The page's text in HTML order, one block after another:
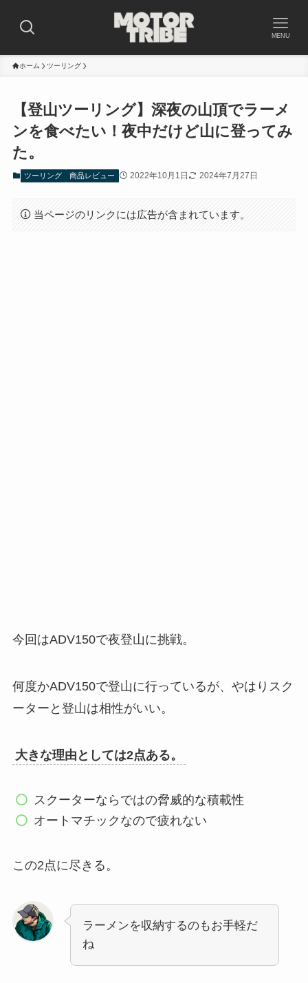
MENU
ホーム ツーリング
【登山ツーリング】深夜の山頂でラーメ
ンを食べたい！夜中だけど山に登ってみ
た。
ツーリング 商品レビュー 2022年10月1日 2024年7月27日
当ページのリンクには広告が含まれています。
今回はADV150で夜登山に挑戦。
何度かADV150で登山に行っているが、やはりスク
ーターと登山は相性がいい。
大きな理由としては2点ある。
スクーターならではの脅威的な積載性
オートマチックなので疲れない
この2点に尽きる。
ラーメンを収納するのもお手軽だ
ね